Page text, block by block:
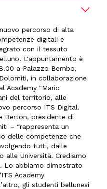
percorso di alta
digitali e
con il tessuto
L'appuntamento è
a Palazzo Bembo,
in collaborazione
Academy "Mario
del territorio, alle
percorso ITS Digital.
Berton, presidente di
– “rappresenta un
delle competenze che
tutti, dalle
alle Università. Crediamo
Lo abbiamo dimostrato
Academy
gli studenti bellunesi